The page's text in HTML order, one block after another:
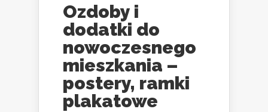
Ozdoby i
dodatki do
nowoczesnego
mieszkania –
postery, ramki
plakatowe